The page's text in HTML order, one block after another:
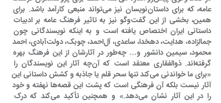
عامه، که برای داستان‌نویسان نیز می‌تواند منبعی کارآمد باشد. برای
همین، بخشی از این گفت‌وگو نیز به تاثیر فرهنگ عامه بر ادبیات
داستانی ایران اختصاص یافته است و به اینکه نویسندگانی چون
جمالزاده، هدایت، دهخدا، ساعدی، آل‌احمد، چوبک، دولت‌آبادی، احمد
محمود، سیمین دانشور و… چه‌طور در آثارشان از این فرهنگ بهره
گرفته‌اند. ذوالفقاری معتقد است که آن‌چه آثار این نویسندگان را
«برای ما خواندنی می‌کند تنها سحر قلم یا جاذبه و کشش داستانی این
آثار نیست بلکه آن فرهنگی است که پشت این قصه‌ها نهفته و خود
را در این آثار نشان می‌دهد.» و همچنین تأکید می‌کند که درک